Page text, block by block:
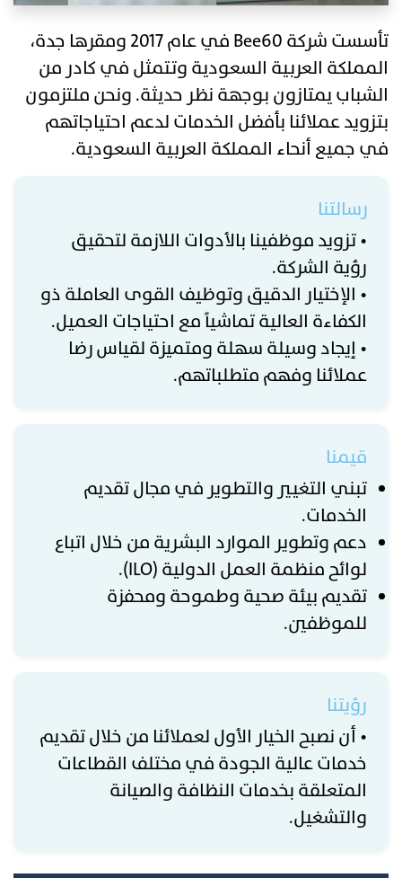
تأسست شركة Bee60 في عام 2017 ومقرها جدة،
المملكة العربية السعودية وتتمثل في كادر من
الشباب يمتازون بوجهة نظر حديثة. ونحن ملتزمون
بتزويد عملائنا بأفضل الخدمات لدعم احتياجاتهم
في جميع أنحاء المملكة العربية السعودية.
رسالتنا
• تزويد موظفينا بالأدوات اللازمة لتحقيق
رؤية الشركة.
• الإختيار الدقيق وتوظيف القوى العاملة ذو
الكفاءة العالية تماشياً مع احتياجات العميل.
• إيجاد وسيلة سهلة ومتميزة لقياس رضا
عملائنا وفهم متطلباتهم.
قيمنا
تبني التغيير والتطوير في مجال تقديم
الخدمات.
دعم وتطوير الموارد البشرية من خلال اتباع
لوائح منظمة العمل الدولية (ILO).
تقديم بيئة صحية وطموحة ومحفزة
للموظفين.
رؤيتنا
• أن نصبح الخيار الأول لعملائنا من خلال تقديم
خدمات عالية الجودة في مختلف القطاعات
المتعلقة بخدمات النظافة والصيانة
والتشغيل.